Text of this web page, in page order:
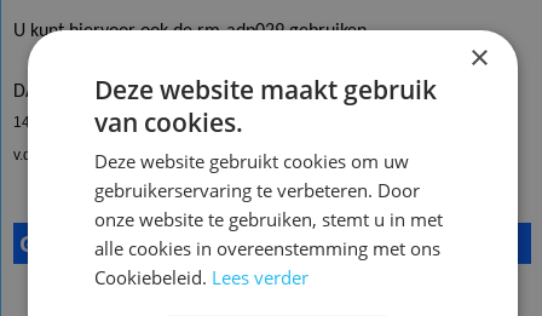
U kunt hiervoor ook de rm-adp029 gebruiken
DAVF200
148071511
v.qmx01 x2
Gerelateerde Producten
×
Deze website maakt gebruik
van cookies.
Deze website gebruikt cookies om uw
gebruikerservaring te verbeteren. Door
onze website te gebruiken, stemt u in met
alle cookies in overeenstemming met ons
Cookiebeleid. Lees verder